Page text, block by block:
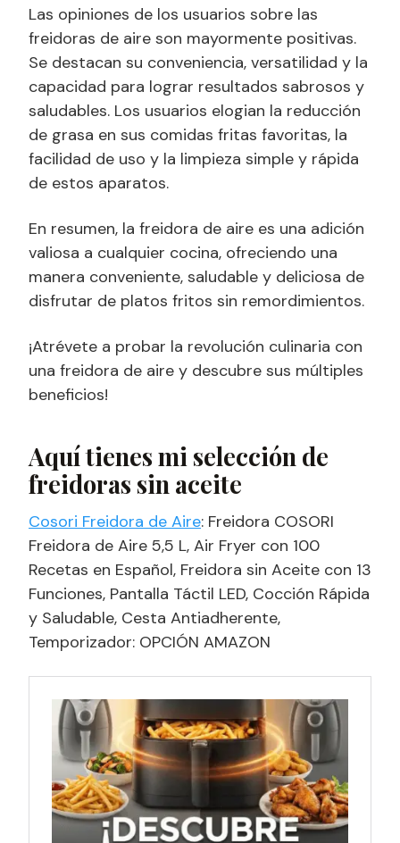
Las opiniones de los usuarios sobre las
freidoras de aire son mayormente positivas.
Se destacan su conveniencia, versatilidad y la
capacidad para lograr resultados sabrosos y
saludables. Los usuarios elogian la reducción
de grasa en sus comidas fritas favoritas, la
facilidad de uso y la limpieza simple y rápida
de estos aparatos.
En resumen, la freidora de aire es una adición
valiosa a cualquier cocina, ofreciendo una
manera conveniente, saludable y deliciosa de
disfrutar de platos fritos sin remordimientos.
¡Atrévete a probar la revolución culinaria con
una freidora de aire y descubre sus múltiples
beneficios!
Aquí tienes mi selección de
freidoras sin aceite
Cosori Freidora de Aire: Freidora COSORI
Freidora de Aire 5,5 L, Air Fryer con 100
Recetas en Español, Freidora sin Aceite con 13
Funciones, Pantalla Táctil LED, Cocción Rápida
y Saludable, Cesta Antiadherente,
Temporizador: OPCIÓN AMAZON